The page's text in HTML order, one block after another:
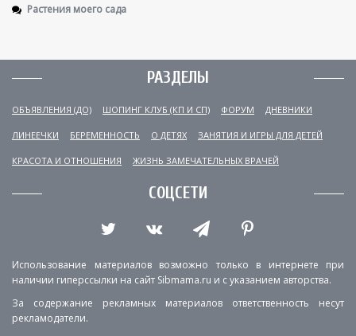
Растения моего сада
РАЗДЕЛЫ
ОБЪЯВЛЕНИЯ (ДО) ШОПИНГ КЛУБ (КП И СП) ФОРУМ ДНЕВНИКИ
ЛИНЕЕЧКИ БЕРЕМЕННОСТЬ О ДЕТЯХ ЗАНЯТИЯ И ИГРЫ ДЛЯ ДЕТЕЙ
КРАСОТА И ОТНОШЕНИЯ ЖИЗНЬ ЗАМЕЧАТЕЛЬНЫХ ВРАЧЕЙ
СОЦСЕТИ
Использование материалов возможно только в интернете при
наличии гиперссылки на сайт Sibmama.ru и с указанием авторства.
За содержание рекламных материалов ответственность несут
рекламодатели.